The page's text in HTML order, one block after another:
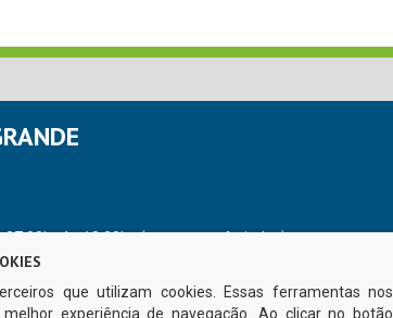
às 13:00hs (exceto nos feriados)
que utilizam cookies. Essas ferramentas nos
experiência de navegação. Ao clicar no botão